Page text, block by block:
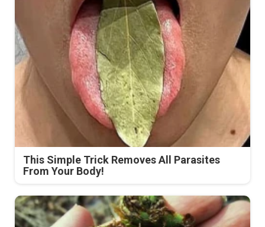
This Simple Trick Removes All Parasites
From Your Body!